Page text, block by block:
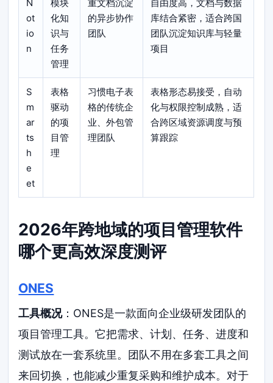
N
ot
io
n
模块
化知
识与
任务
管理
重文档沉淀
的异步协作
团队
自由度高，文档与数据
库结合紧密，适合跨国
团队沉淀知识库与轻量
项目
S
m
ar
ts
h
e
et
表格
驱动
的项
目管
理
习惯电子表
格的传统企
业、外包管
理团队
表格形态易接受，自动
化与权限控制成熟，适
合跨区域资源调度与预
算跟踪
2026年跨地域的项目管理软件
哪个更高效深度测评
ONES
工具概况：ONES是一款面向企业级研发团队的
项目管理工具。它把需求、计划、任务、进度和
测试放在一套系统里。团队不用在多套工具之间
来回切换，也能减少重复采购和维护成本。对于